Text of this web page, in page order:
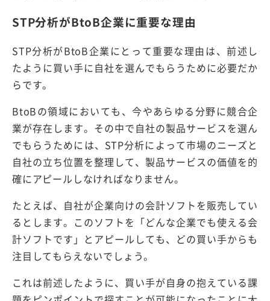
STP分析がBtoB企業に重要な理由
STP分析がBtoB企業にとって重要な理由は、前述し
たように買い手に自社を選んでもらうために必要だか
らです。
BtoBの領域においても、今やあらゆる分野に競合企
業が存在します。その中で自社の製品サービスを選ん
でもらうためには、STP分析によって市場のニーズと
自社の立ち位置を整理して、製品サービスの価値を的
確にアピールしなければなりません。
たとえば、自社が企業向けの会計ソフトを販売してい
るとします。このソフトを「どんな企業でも使える会
計ソフトです」とアピールしても、どの買い手からも
注目してもらえないでしょう。
これは前述したように、買い手が自身の抱えている課